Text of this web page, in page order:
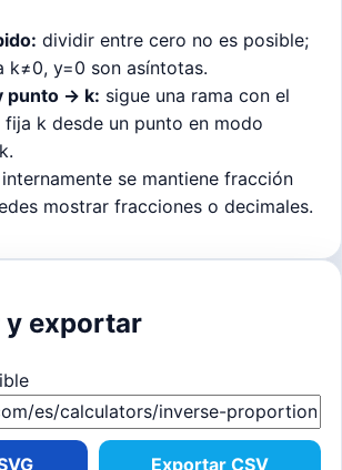
dividir entre cero no es posible;
k≠0, y=0 son asíntotas.
punto → k: sigue una rama con el
fija k desde un punto en modo
internamente se mantiene fracción
mostrar fracciones o decimales.
exportar
Exportar CSV